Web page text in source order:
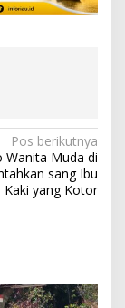
Pos berikutnya
Wanita Muda di
sang Ibu
Kaki yang Kotor